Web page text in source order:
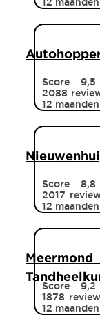
12 maanden
Score
2088
12 maanden
Score
2017
12 maanden
Score
1878
12 maanden